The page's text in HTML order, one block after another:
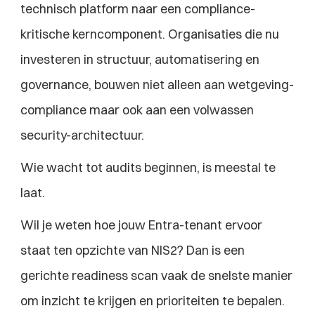
technisch platform naar een compliance-
kritische kerncomponent. Organisaties die nu
investeren in structuur, automatisering en
governance, bouwen niet alleen aan wetgeving-
compliance maar ook aan een volwassen
security-architectuur.
Wie wacht tot audits beginnen, is meestal te
laat.
Wil je weten hoe jouw Entra-tenant ervoor
staat ten opzichte van NIS2? Dan is een
gerichte readiness scan vaak de snelste manier
om inzicht te krijgen en prioriteiten te bepalen.